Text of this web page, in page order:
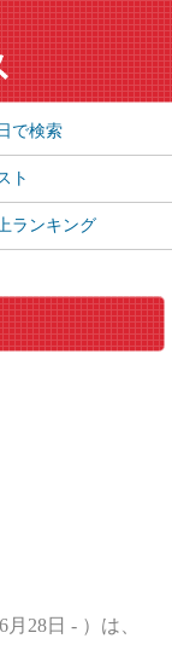
28日 - ）は、
で検索
ト
ランキング